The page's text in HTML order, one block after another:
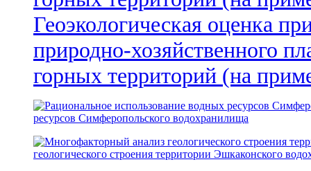
Геоэкологическая оценка
природно-хозяйственного
горных территорий (на
ресурсов Симферопольского водохранилища
геологического строения территории Эшкаконского